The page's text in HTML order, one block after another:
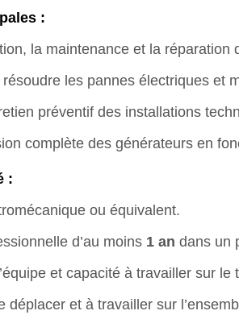
:
la maintenance et la
les pannes électriques et
préventif des installations
complète des générateurs en
:
ou équivalent.
d’au moins 1 an dans un
et capacité à travailler sur le
déplacer et à travailler sur